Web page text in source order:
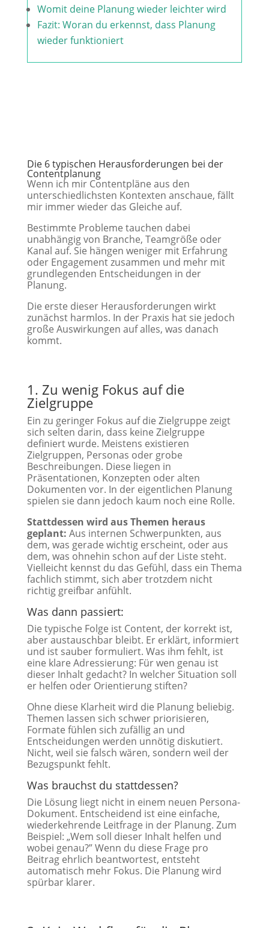
Womit deine Planung wieder leichter wird
Fazit: Woran du erkennst, dass Planung
wieder funktioniert
Die 6 typischen Herausforderungen bei der
Contentplanung
Wenn ich mir Contentpläne aus den
unterschiedlichsten Kontexten anschaue, fällt
mir immer wieder das Gleiche auf.
Bestimmte Probleme tauchen dabei
unabhängig von Branche, Teamgröße oder
Kanal auf. Sie hängen weniger mit Erfahrung
oder Engagement zusammen und mehr mit
grundlegenden Entscheidungen in der
Planung.
Die erste dieser Herausforderungen wirkt
zunächst harmlos. In der Praxis hat sie jedoch
große Auswirkungen auf alles, was danach
kommt.
1. Zu wenig Fokus auf die
Zielgruppe
Ein zu geringer Fokus auf die Zielgruppe zeigt
sich selten darin, dass keine Zielgruppe
definiert wurde. Meistens existieren
Zielgruppen, Personas oder grobe
Beschreibungen. Diese liegen in
Präsentationen, Konzepten oder alten
Dokumenten vor. In der eigentlichen Planung
spielen sie dann jedoch kaum noch eine Rolle.
Stattdessen wird aus Themen heraus
geplant: Aus internen Schwerpunkten, aus
dem, was gerade wichtig erscheint, oder aus
dem, was ohnehin schon auf der Liste steht.
Vielleicht kennst du das Gefühl, dass ein Thema
fachlich stimmt, sich aber trotzdem nicht
richtig greifbar anfühlt.
Was dann passiert:
Die typische Folge ist Content, der korrekt ist,
aber austauschbar bleibt. Er erklärt, informiert
und ist sauber formuliert. Was ihm fehlt, ist
eine klare Adressierung: Für wen genau ist
dieser Inhalt gedacht? In welcher Situation soll
er helfen oder Orientierung stiften?
Ohne diese Klarheit wird die Planung beliebig.
Themen lassen sich schwer priorisieren,
Formate fühlen sich zufällig an und
Entscheidungen werden unnötig diskutiert.
Nicht, weil sie falsch wären, sondern weil der
Bezugspunkt fehlt.
Was brauchst du stattdessen?
Die Lösung liegt nicht in einem neuen Persona-
Dokument. Entscheidend ist eine einfache,
wiederkehrende Leitfrage in der Planung. Zum
Beispiel: „Wem soll dieser Inhalt helfen und
wobei genau?” Wenn du diese Frage pro
Beitrag ehrlich beantwortest, entsteht
automatisch mehr Fokus. Die Planung wird
spürbar klarer.